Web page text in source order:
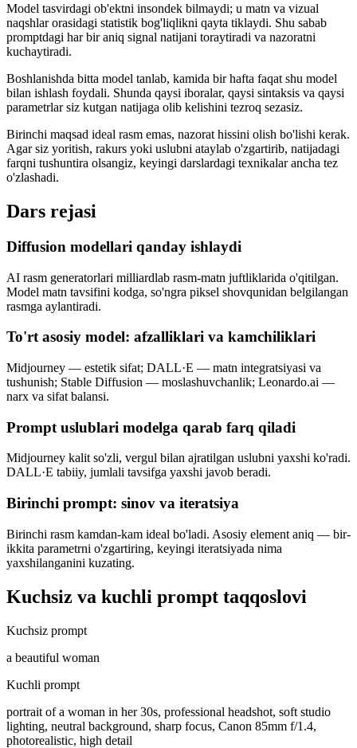
Model tasvirdagi ob'ektni insondek bilmaydi; u matn va vizual
naqshlar orasidagi statistik bog'liqlikni qayta tiklaydi. Shu sabab
promptdagi har bir aniq signal natijani toraytiradi va nazoratni
kuchaytiradi.
Boshlanishda bitta model tanlab, kamida bir hafta faqat shu model
bilan ishlash foydali. Shunda qaysi iboralar, qaysi sintaksis va qaysi
parametrlar siz kutgan natijaga olib kelishini tezroq sezasiz.
Birinchi maqsad ideal rasm emas, nazorat hissini olish bo'lishi kerak.
Agar siz yoritish, rakurs yoki uslubni ataylab o'zgartirib, natijadagi
farqni tushuntira olsangiz, keyingi darslardagi texnikalar ancha tez
o'zlashadi.
Dars rejasi
Diffusion modellari qanday ishlaydi
AI rasm generatorlari milliardlab rasm-matn juftliklarida o'qitilgan.
Model matn tavsifini kodga, so'ngra piksel shovqunidan belgilangan
rasmga aylantiradi.
To'rt asosiy model: afzalliklari va kamchiliklari
Midjourney — estetik sifat; DALL·E — matn integratsiyasi va
tushunish; Stable Diffusion — moslashuvchanlik; Leonardo.ai —
narx va sifat balansi.
Prompt uslublari modelga qarab farq qiladi
Midjourney kalit so'zli, vergul bilan ajratilgan uslubni yaxshi ko'radi.
DALL·E tabiiy, jumlali tavsifga yaxshi javob beradi.
Birinchi prompt: sinov va iteratsiya
Birinchi rasm kamdan-kam ideal bo'ladi. Asosiy element aniq — bir-
ikkita parametrni o'zgartiring, keyingi iteratsiyada nima
yaxshilanganini kuzating.
Kuchsiz va kuchli prompt taqqoslovi
Kuchsiz prompt
a beautiful woman
Kuchli prompt
portrait of a woman in her 30s, professional headshot, soft studio
lighting, neutral background, sharp focus, Canon 85mm f/1.4,
photorealistic, high detail